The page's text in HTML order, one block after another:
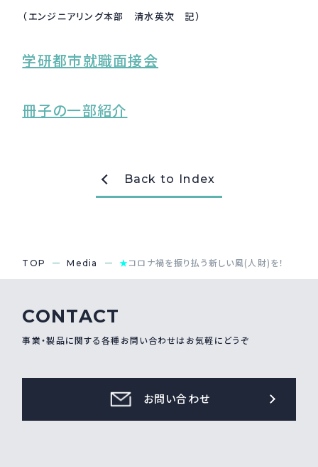
（エンジニアリング本部 清水英次 記）
学研都市就職面接会
冊子の一部紹介
Back to Index
TOP Media ★コロナ禍を振り払う新しい風(人財)を！
CONTACT
事業・製品に関する各種お問い合わせはお気軽にどうぞ
お問い合わせ